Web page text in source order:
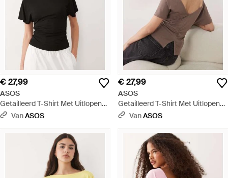
€ 27,99
ASOS
Getailleerd T-Shirt Met Uitlopende
Mouwen En V-Detail Aan De
VanASOS
€ 27,99
ASOS
Getailleerd T-Shirt Met Uitlopende
Mouwen En V-Detail Aan De
VanASOS